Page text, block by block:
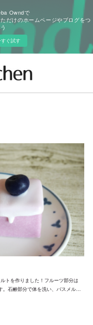
Owndで
だけのホームページやブログをつ
ぐ試す
トを作りました！フルーツ部分は
石鹸部分で体を洗い、バスメル…